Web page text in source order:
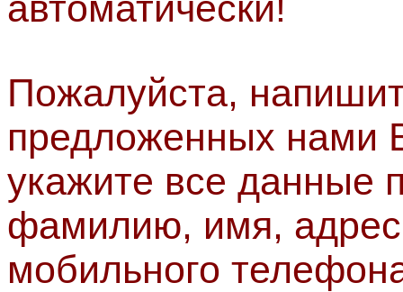
Пожалуйста,
предложенных нами
укажите все данные
фамилию, имя,
мобильного